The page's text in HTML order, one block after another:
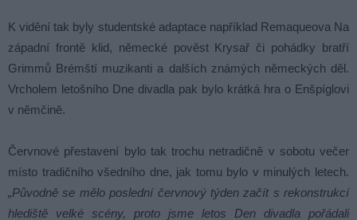
K vidění tak byly studentské adaptace například Remaqueova Na
západní frontě klid, německé pověst Krysař či pohádky bratří
Grimmů Brémští muzikanti a dalších známých německých děl.
Vrcholem letošního Dne divadla pak bylo krátká hra o Enšpíglovi
v němčině.
Červnové přestavení bylo tak trochu netradičně v sobotu večer
místo tradičního všedního dne, jak tomu bylo v minulých letech.
„Původně se mělo poslední červnový týden začít s rekonstrukcí
hlediště velké scény, proto jsme letos Den divadla pořádali